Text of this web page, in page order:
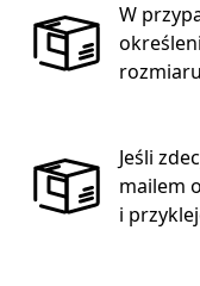
W
Jeśli
mailem
i